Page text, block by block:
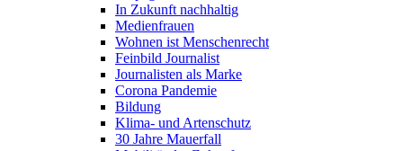
In Zukunft nachhaltig
Medienfrauen
Wohnen ist Menschenrecht
Feinbild Journalist
Journalisten als Marke
Corona Pandemie
Bildung
Klima- und Artenschutz
30 Jahre Mauerfall